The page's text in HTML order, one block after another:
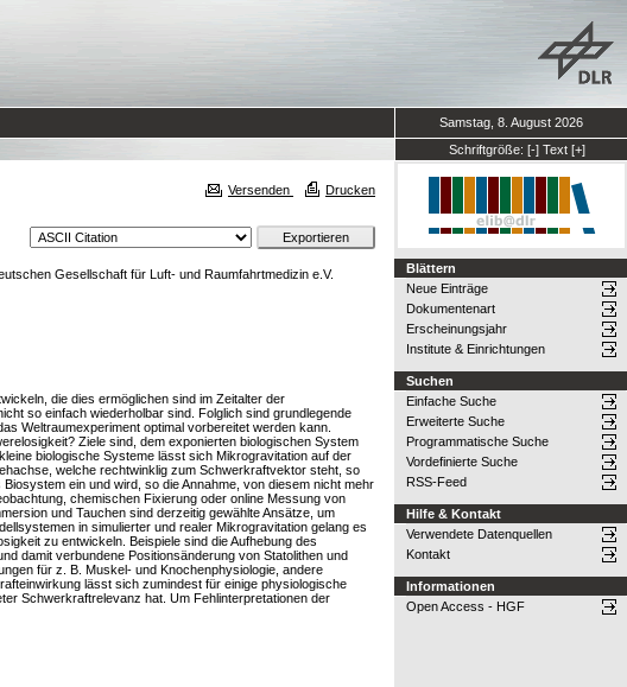
Samstag, 8. August 2026
Schriftgröße: [-] Text [+]
Versenden Drucken
Gesellschaft für Luft- und Raumfahrtmedizin e.V.
die dies ermöglichen sind im Zeitalter der
so einfach wiederholbar sind. Folglich sind grundlegende
Weltraumexperiment optimal vorbereitet werden kann.
Ziele sind, dem exponierten biologischen System
biologische Systeme lässt sich Mikrogravitation auf der
welche rechtwinklig zum Schwerkraftvektor steht, so
ein und wird, so die Annahme, von diesem nicht mehr
chemischen Fixierung oder online Messung von
und Tauchen sind derzeitig gewählte Ansätze, um
in simulierter und realer Mikrogravitation gelang es
zu entwickeln. Beispiele sind die Aufhebung des
damit verbundene Positionsänderung von Statolithen und
für z. B. Muskel- und Knochenphysiologie, andere
lässt sich zumindest für einige physiologische
Schwerkraftrelevanz hat. Um Fehlinterpretationen der
Blättern
Neue Einträge
Dokumentenart
Erscheinungsjahr
Institute & Einrichtungen
Suchen
Einfache Suche
Erweiterte Suche
Programmatische Suche
Vordefinierte Suche
RSS-Feed
Hilfe & Kontakt
Verwendete Datenquellen
Kontakt
Informationen
Open Access - HGF